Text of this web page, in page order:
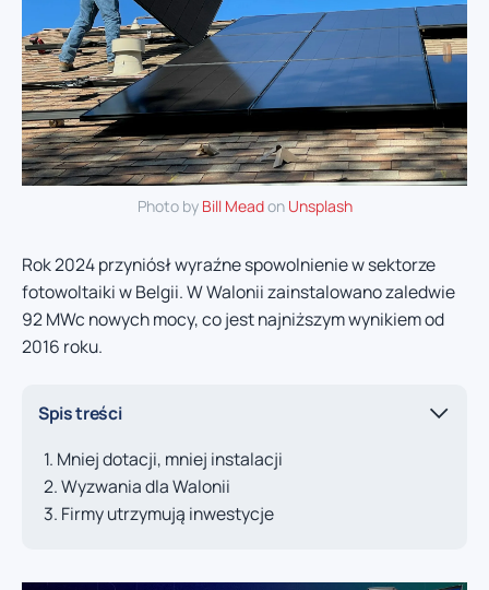
Photo by Bill Meadon Unsplash
Rok 2024 przyniósł wyraźne spowolnienie w sektorze
fotowoltaiki w Belgii. W Walonii zainstalowano zaledwie
92 MWc nowych mocy, co jest najniższym wynikiem od
2016 roku.
Spis treści
Mniej dotacji, mniej instalacji
Wyzwania dla Walonii
Firmy utrzymują inwestycje